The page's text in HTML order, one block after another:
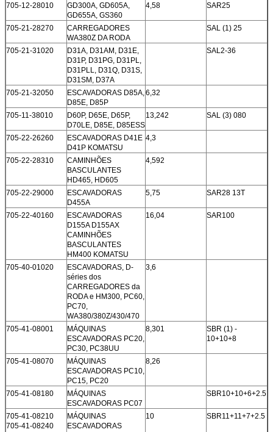
705-12-28010
GD300A, GD605A,
GD655A, GS360
4,58 SAR25
705-21-28270
CARREGADORES
WA380Z DA RODA
SAL (1) 25
705-21-31020
D31A, D31AM, D31E,
D31P, D31PG, D31PL,
D31PLL, D31Q, D31S,
D31SM, D37A
SAL2-36
705-21-32050
ESCAVADORAS D85A,
D85E, D85P
6,32
705-11-38010
D60P, D65E, D65P,
D70LE, D85E, D85ESS
13,242 SAL (3) 080
705-22-26260
ESCAVADORAS D41E
D41P KOMATSU
4,3
705-22-28310
CAMINHÕES
BASCULANTES
HD465, HD605
4,592
705-22-29000
ESCAVADORAS
D455A
5,75 SAR28 13T
705-22-40160
ESCAVADORAS
D155A D155AX
CAMINHÕES
BASCULANTES
HM400 KOMATSU
16,04 SAR100
705-40-01020
ESCAVADORAS, D-
séries dos
CARREGADORES da
RODA e HM300, PC60,
PC70,
WA380/380Z/430/470
3,6
705-41-08001
MÁQUINAS
ESCAVADORAS PC20,
PC30, PC38UU
8,301
SBR (1) -
10+10+8
705-41-08070
MÁQUINAS
ESCAVADORAS PC10,
PC15, PC20
8,26
705-41-08180
MÁQUINAS
ESCAVADORAS PC07
SBR10+10+6+2.5
705-41-08210
705-41-08240
MÁQUINAS
ESCAVADORAS
10 SBR11+11+7+2.5